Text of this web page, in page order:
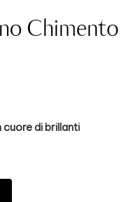
Chimento
di brillanti